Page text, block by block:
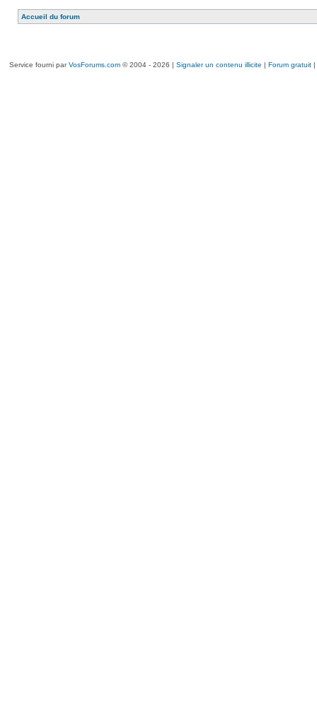
Accueil du forum
Service fourni parVosForums.com© 2004 - 2026 | Signaler un contenu illicite | Forum gratuit|